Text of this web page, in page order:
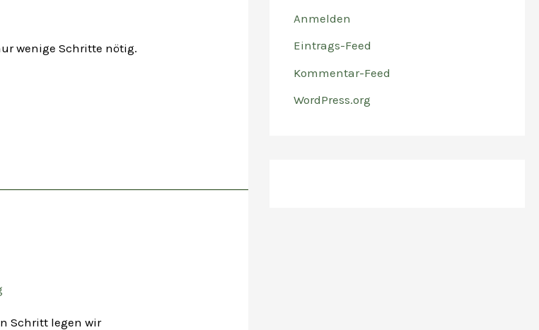
wenige Schritte nötig.
Schritt legen wir
Anmelden
Eintrags-Feed
Kommentar-Feed
WordPress.org